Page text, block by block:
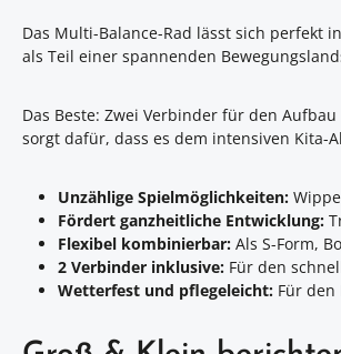
Das Multi-Balance-Rad lässt sich perfekt
als Teil einer spannenden
Das Beste: Zwei Verbinder für den
sorgt dafür, dass es dem intensiven Kita-
Unzählige Spielmöglichkeiten:
Fördert ganzheitliche Entwicklung:
Flexibel kombinierbar: Als S-Form,
2 Verbinder inklusive: Für den
Wetterfest und pflegeleicht: Für